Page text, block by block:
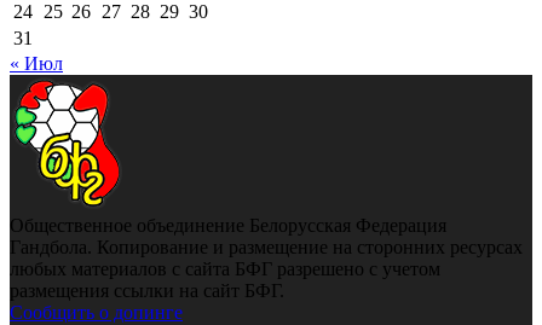
24 25 26 27 28 29 30
31
« Июл
Общественное объединение Белорусская Федерация
Гандбола. Копирование и размещение на сторонних ресурсах
любых материалов с сайта БФГ разрешено с учетом
размещения ссылки на сайт БФГ.
Сообщить о допинге